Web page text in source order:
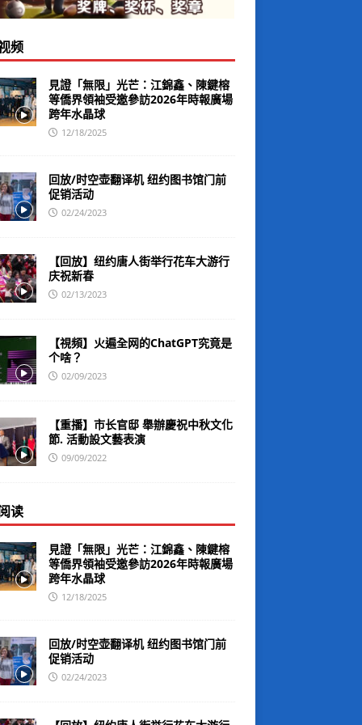
频
見證「無限」光芒：江錦鑫、陳鍵榕
等僑界領袖受邀參訪2026年時報廣場
跨年水晶球
12/18/2025
回放/时空壶翻译机 纽约图书馆门前
促销活动
02/24/2023
【回放】纽约唐人街举行花车大游行
庆祝新春
02/13/2023
【視頻】火遍全网的ChatGPT究竟是
个啥？
02/09/2023
【重播】市长官邸 舉辦慶祝中秋文化
節. 活動設文藝表演
09/09/2022
读
見證「無限」光芒：江錦鑫、陳鍵榕
等僑界領袖受邀參訪2026年時報廣場
跨年水晶球
12/18/2025
回放/时空壶翻译机 纽约图书馆门前
促销活动
02/24/2023